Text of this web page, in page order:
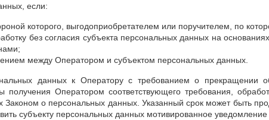
если:
которого, выгодоприобретателем или поручителем, по
без согласия субъекта персональных данных на
между Оператором и субъектом персональных данных.
данных к Оператору с требованием о прекращении
Оператором соответствующего требования,
Законом о персональных данных. Указанный срок может быть
субъекту персональных данных мотивированное